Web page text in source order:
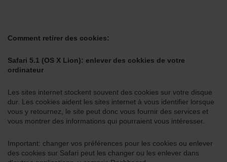
Comment retirer des cookies:
Safari 5.1 (OS X Lion): enlever des cokkies de votre
ordinateur
Les sites internet stockent souvent des cookies sur votre disque
dur. Les cookies aident les sites internet à vous identifier lorsque
vous y retournez, le site peut donc vous fournir des services et
vous montrer des informations qui pourraient vous intéresser.
Important: changer vos préférences pour les cookies ou enlever
des cookies sur Safari peut les changer ou les enlever dans